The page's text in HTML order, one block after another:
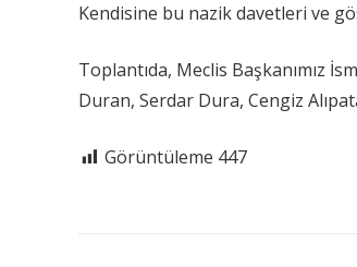
Kendisine bu nazik davetleri ve
Toplantıda, Meclis Başkanımız
Duran, Serdar Dura, Cengiz
Görüntüleme 447